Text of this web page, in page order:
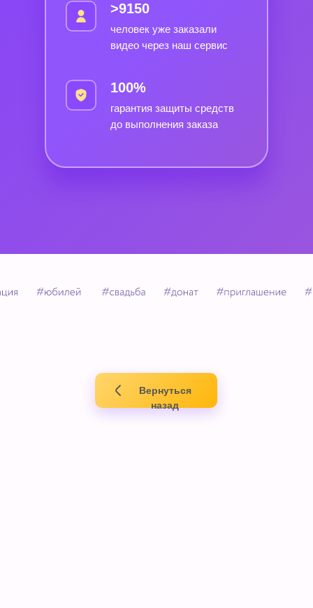
человек уже заказали
видео через наш сервис
>9150
гарантия защиты средств
до выполнения заказа
100%
Вернуться
назад